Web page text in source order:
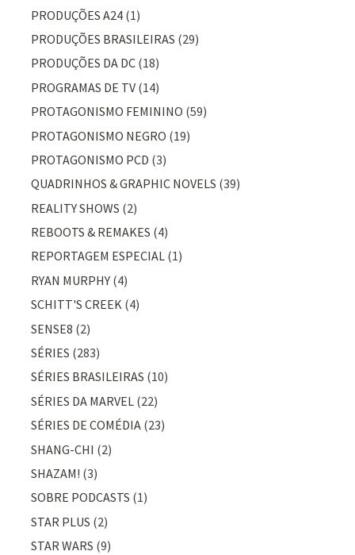
PRODUÇÕES A24 (1)
PRODUÇÕES BRASILEIRAS (29)
PRODUÇÕES DA DC (18)
PROGRAMAS DE TV (14)
PROTAGONISMO FEMININO (59)
PROTAGONISMO NEGRO (19)
PROTAGONISMO PCD (3)
QUADRINHOS & GRAPHIC NOVELS (39)
REALITY SHOWS (2)
REBOOTS & REMAKES (4)
REPORTAGEM ESPECIAL (1)
RYAN MURPHY (4)
SCHITT'S CREEK (4)
SENSE8 (2)
SÉRIES (283)
SÉRIES BRASILEIRAS (10)
SÉRIES DA MARVEL (22)
SÉRIES DE COMÉDIA (23)
SHANG-CHI (2)
SHAZAM! (3)
SOBRE PODCASTS (1)
STAR PLUS (2)
STAR WARS (9)